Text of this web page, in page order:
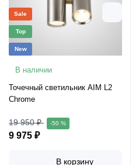
Sale
Top
New
В наличии
Точечный светильник AIM L2
Chrome
19 950 ₽ -50 %
9 975 ₽
В корзину